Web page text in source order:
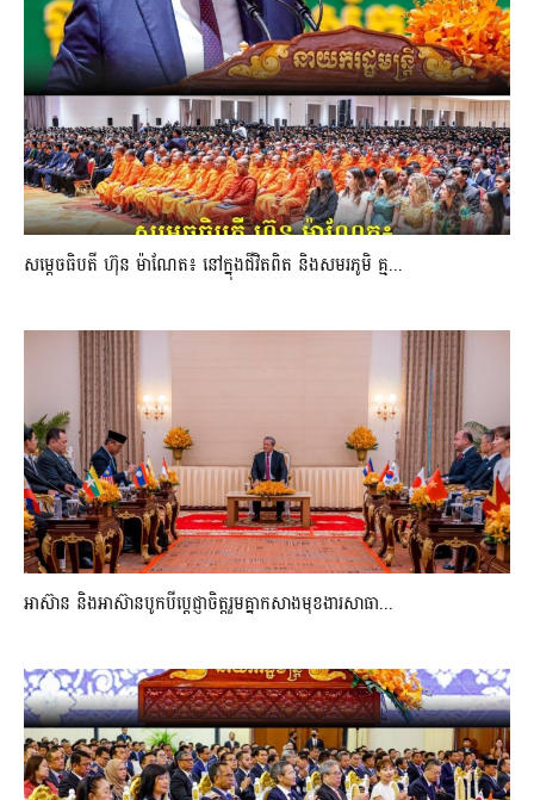
សម្តេចធិបតី ហ៊ុន ម៉ាណែត៖ នៅក្នុងជីវិតពិត និងសមរភូមិ គ្ម...
អាស៊ាន និងអាស៊ានបូកបីប្តេជ្ញាចិត្តរួមគ្នាកសាងមុខងារសាធា...